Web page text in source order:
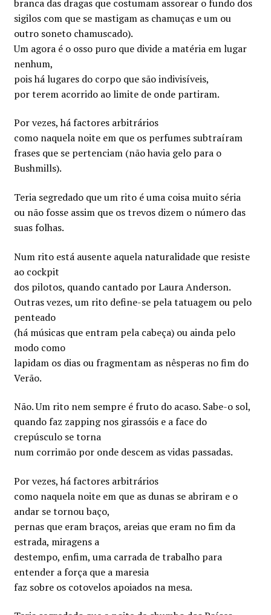
branca das dragas que costumam assorear o fundo dos
sigilos com que se mastigam as chamuças e um ou
outro soneto chamuscado).
Um agora é o osso puro que divide a matéria em lugar
nenhum,
pois há lugares do corpo que são indivisíveis,
por terem acorrido ao limite de onde partiram.
Por vezes, há factores arbitrários
como naquela noite em que os perfumes subtraíram
frases que se pertenciam (não havia gelo para o
Bushmills).
Teria segredado que um rito é uma coisa muito séria
ou não fosse assim que os trevos dizem o número das
suas folhas.
Num rito está ausente aquela naturalidade que resiste
ao cockpit
dos pilotos, quando cantado por Laura Anderson.
Outras vezes, um rito define-se pela tatuagem ou pelo
penteado
(há músicas que entram pela cabeça) ou ainda pelo
modo como
lapidam os dias ou fragmentam as nêsperas no fim do
Verão.
Não. Um rito nem sempre é fruto do acaso. Sabe-o sol,
quando faz zapping nos girassóis e a face do
crepúsculo se torna
num corrimão por onde descem as vidas passadas.
Por vezes, há factores arbitrários
como naquela noite em que as dunas se abriram e o
andar se tornou baço,
pernas que eram braços, areias que eram no fim da
estrada, miragens a
destempo, enfim, uma carrada de trabalho para
entender a força que a maresia
faz sobre os cotovelos apoiados na mesa.